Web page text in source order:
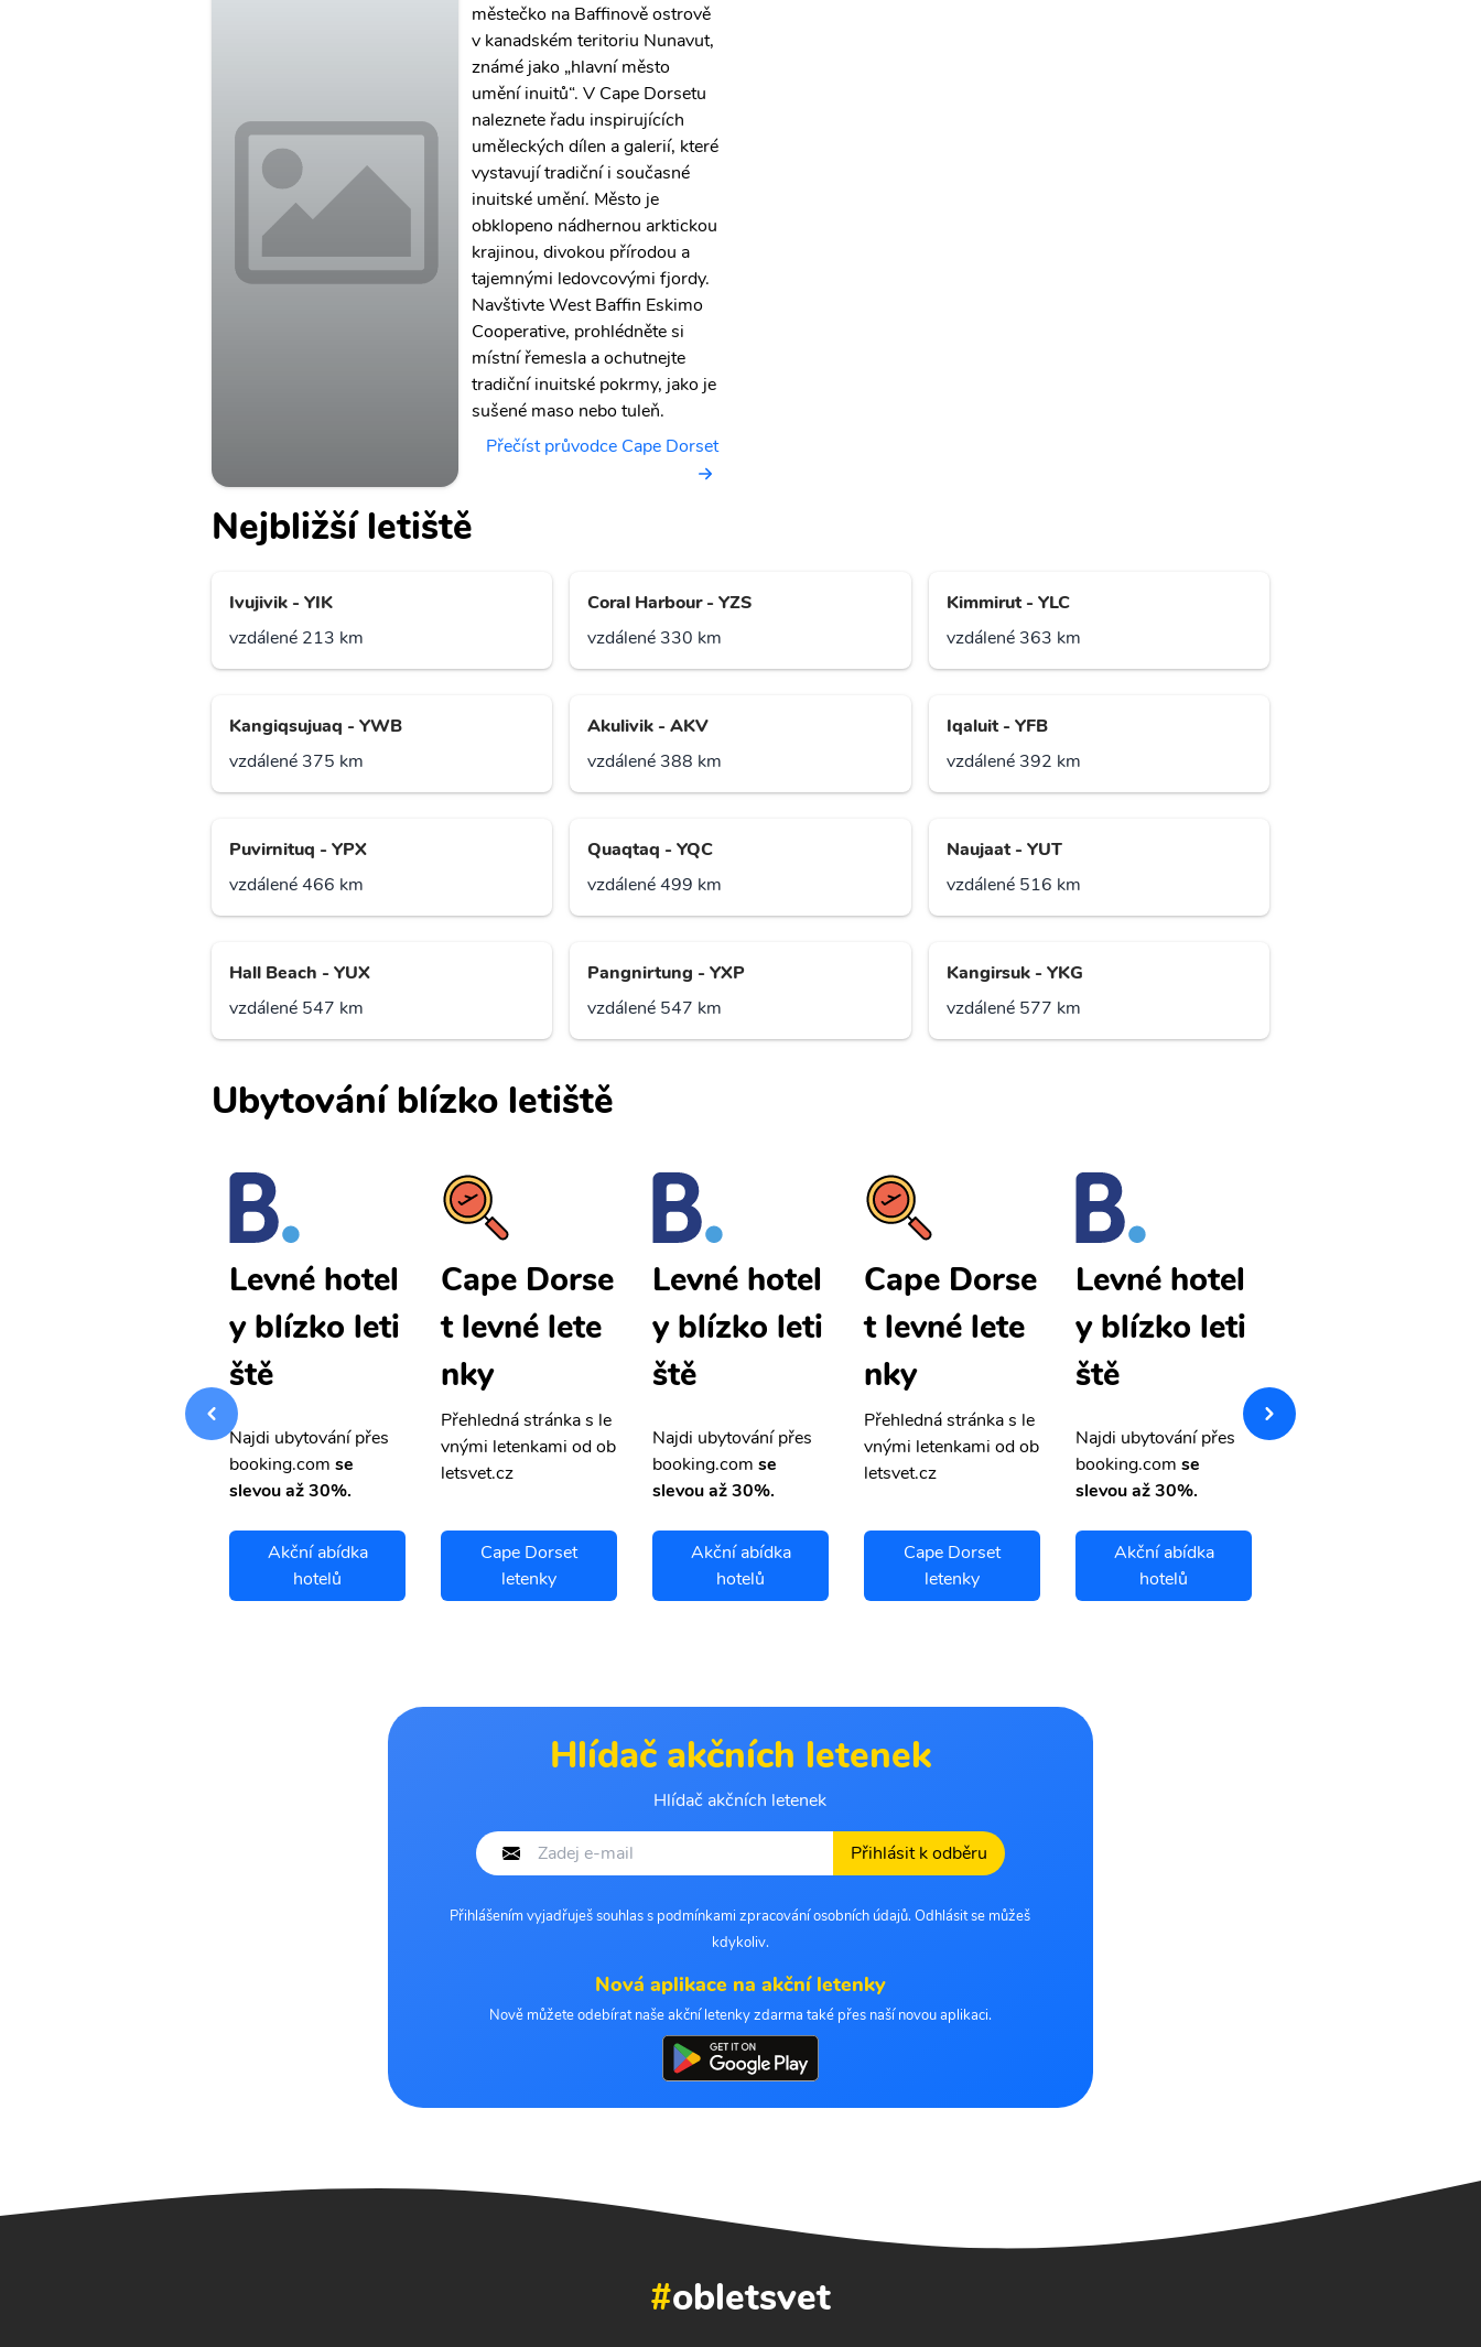
městečko na Baffinově ostrově
v kanadském teritoriu Nunavut,
známé jako „hlavní město
umění inuitů“. V Cape Dorsetu
naleznete řadu inspirujících
uměleckých dílen a galerií, které
vystavují tradiční i současné
inuitské umění. Město je
obklopeno nádhernou arktickou
krajinou, divokou přírodou a
tajemnými ledovcovými fjordy.
Navštivte West Baffin Eskimo
Cooperative, prohlédněte si
místní řemesla a ochutnejte
tradiční inuitské pokrmy, jako je
sušené maso nebo tuleň.
Přečíst průvodce Cape Dorset
Nejbližší letiště
Ivujivik - YIK
vzdálené 213 km
Coral Harbour - YZS
vzdálené 330 km
Kimmirut - YLC
vzdálené 363 km
Kangiqsujuaq - YWB
vzdálené 375 km
Akulivik - AKV
vzdálené 388 km
Iqaluit - YFB
vzdálené 392 km
Puvirnituq - YPX
vzdálené 466 km
Quaqtaq - YQC
vzdálené 499 km
Naujaat - YUT
vzdálené 516 km
Hall Beach - YUX
vzdálené 547 km
Pangnirtung - YXP
vzdálené 547 km
Kangirsuk - YKG
vzdálené 577 km
Ubytování blízko letiště
Přehledná stránka s le
Levné hotel
y blízko leti
ště
Najdi ubytování přes
booking.com se
slevou až 30%.
Akční abídka
hotelů
Cape Dorse
t levné lete
nky
Přehledná stránka s le
vnými letenkami od ob
letsvet.cz
Cape Dorset
letenky
Levné hotel
y blízko leti
ště
Najdi ubytování přes
booking.com se
slevou až 30%.
Akční abídka
hotelů
Cape Dorse
t levné lete
nky
Přehledná stránka s le
vnými letenkami od ob
letsvet.cz
Cape Dorset
letenky
Levné hotel
y blízko leti
ště
Najdi ubytování přes
booking.com se
slevou až 30%.
Akční abídka
hotelů
Přehledná stránka s le
Hlídač akčních letenek
Hlídač akčních letenek
Přihlásit k odběru
Přihlášením vyjadřuješ souhlas s podmínkami zpracování osobních údajů. Odhlásit se můžeš
kdykoliv.
Nová aplikace na akční letenky
Nově můžete odebírat naše akční letenky zdarma také přes naší novou aplikaci.
#obletsvet